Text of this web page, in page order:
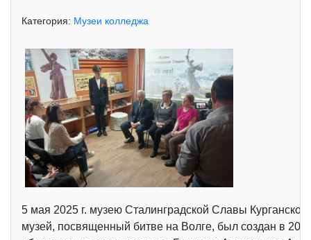
Категория: Музеи колледжа
5 мая 2025 г. музею Сталинградской Славы
музей, посвященный битве на Волге, был создан в